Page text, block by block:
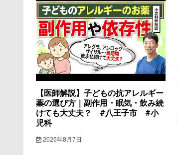
シ
ョ
ン
【医師解説】子どもの抗アレルギー
薬の選び方｜副作用・眠気・飲み続
けても大丈夫？ #八王子市 #小
児科
2026年8月7日